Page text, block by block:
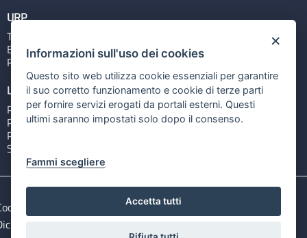
URP
Tel: 800713939
Email:quiregione@regione.puglia.it
Rubrica
Link utili
Portale Istituzionale
PO FESR Puglia 2014-2020
PSR Puglia 2014-2020
Sistema Puglia
e privacy
Note legali
di accessibilità
×
Informazioni sull'uso dei cookies
Questo sito web utilizza cookie essenziali per garantire
il suo corretto funzionamento e cookie di terze parti
per fornire servizi erogati da portali esterni. Questi
ultimi saranno impostati solo dopo il consenso.
Fammi scegliere
Accetta tutti